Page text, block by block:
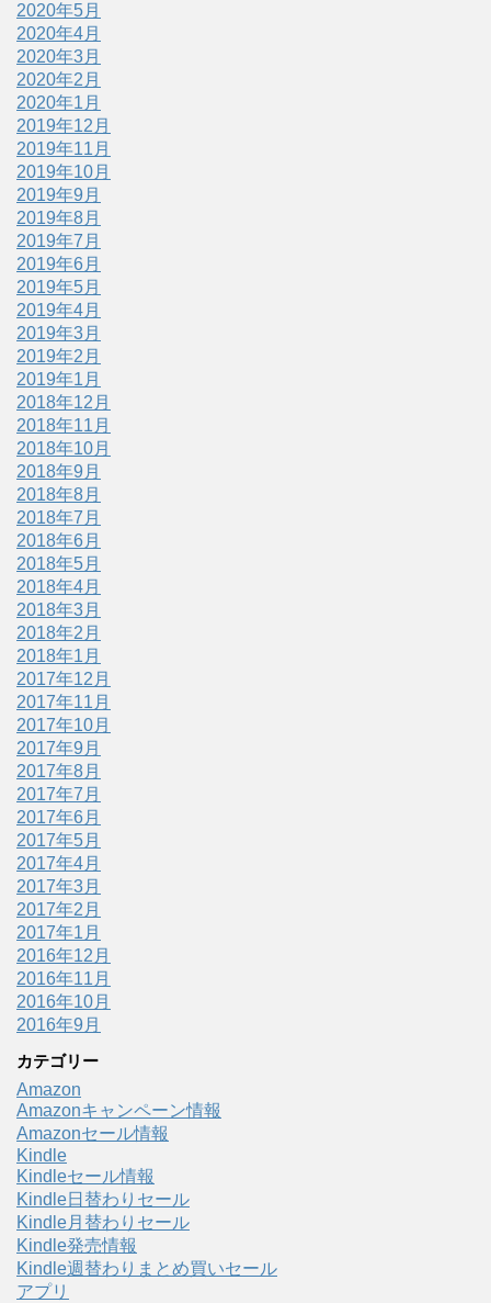
2020年5月
2020年4月
2020年3月
2020年2月
2020年1月
2019年12月
2019年11月
2019年10月
2019年9月
2019年8月
2019年7月
2019年6月
2019年5月
2019年4月
2019年3月
2019年2月
2019年1月
2018年12月
2018年11月
2018年10月
2018年9月
2018年8月
2018年7月
2018年6月
2018年5月
2018年4月
2018年3月
2018年2月
2018年1月
2017年12月
2017年11月
2017年10月
2017年9月
2017年8月
2017年7月
2017年6月
2017年5月
2017年4月
2017年3月
2017年2月
2017年1月
2016年12月
2016年11月
2016年10月
2016年9月
カテゴリー
Amazon
Amazonキャンペーン情報
Amazonセール情報
Kindle
Kindleセール情報
Kindle日替わりセール
Kindle月替わりセール
Kindle発売情報
Kindle週替わりまとめ買いセール
アプリ